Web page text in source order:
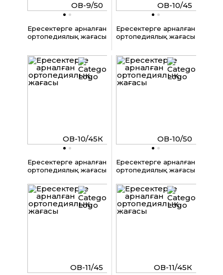
ОВ-9/50
Ересектерге арналған
ортопедиялық жағасы
ОВ-10/45
Ересектерге арналған
ортопедиялық жағасы
ОВ-10/45К
Ересектерге арналған
ортопедиялық жағасы
ОВ-10/50
Ересектерге арналған
ортопедиялық жағасы
ОВ-11/45 ОВ-11/45К